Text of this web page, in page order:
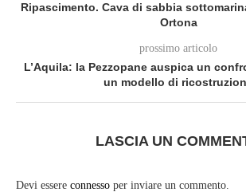
Ripascimento. Cava di sabbia
Ortona
prossimo articolo
L’Aquila: la Pezzopane auspica un
un modello di
LASCIA UN
Devi essere connesso per inviare un commento.